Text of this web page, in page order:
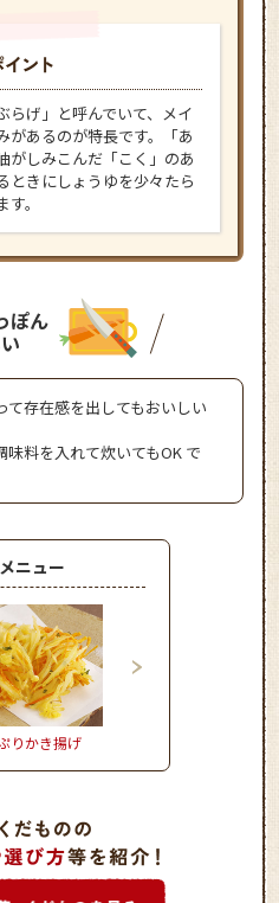
らげ」と呼んでいて、メイ
があるのが特長です。「あ
がしみこんだ「こく」のあ
ときにしょうゆを少々たら
。
ぽん
て存在感を出してもおいしい
料を入れて炊いてもOK で
ニュー
りかき揚げ きゅうりの冷や汁ごはん